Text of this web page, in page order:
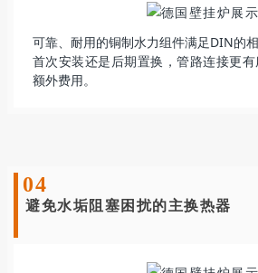
可靠、耐用的铜制水力组件满足DIN的
首次安装还是后期置换，管路连接更
额外费用。
04
避免水垢阻塞困扰的主换热器